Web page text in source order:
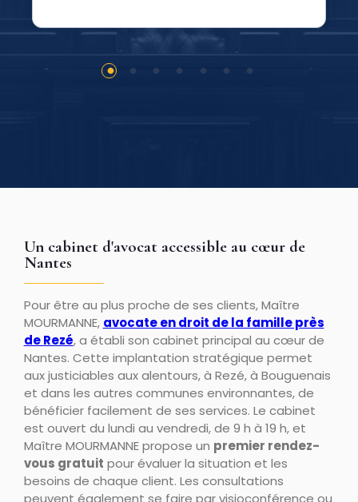
Un cabinet d'avocat accessible au cœur de
Nantes
Pour être au plus proche de ses clients, Maître
MOURMANNE, avocate en droit de la famille près
de Rezé, a établi son cabinet principal au cœur de
Nantes. Cette implantation stratégique permet
aux justiciables aux alentours, à Rezé, à Bouguenais
et dans les autres communes environnantes, de
bénéficier facilement de ses services. Le cabinet
est ouvert du lundi au vendredi, de 9 h à 19 h, et
Maître MOURMANNE propose un premier rendez-
vous gratuit pour évaluer la situation et les
besoins de chaque client. Les consultations
peuvent également se faire par visioconférence ou